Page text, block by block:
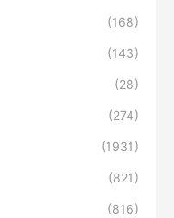
(168)
(143)
(28)
(274)
(1931)
(821)
(816)